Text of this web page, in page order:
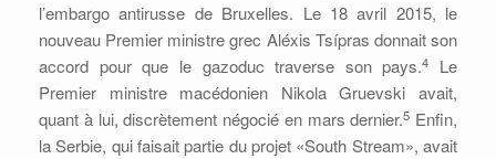
l’embargo antirusse de Bruxelles. Le 18 avril 2015, le
nouveau Premier ministre grec Aléxis Tsípras donnait son
accord pour que le gazoduc traverse son pays.4
Le
Premier ministre macédonien Nikola Gruevski avait,
quant à lui, discrètement négocié en mars dernier.5 Enfin,
la Serbie, qui faisait partie du projet «South Stream», avait